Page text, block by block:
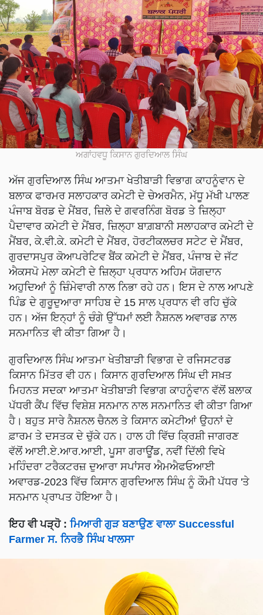
ਅਗਾਂਹਵਧੂ ਕਿਸਾਨ ਗੁਰਦਿਆਲ ਸਿੰਘ
ਅੱਜ ਗੁਰਦਿਆਲ ਸਿੰਘ ਆਤਮਾ ਖੇਤੀਬਾੜੀ ਵਿਭਾਗ ਕਾਹਨੂੰਵਾਨ ਦੇ
ਬਲਾਕ ਫਾਰਮਰ ਸਲਾਹਕਾਰ ਕਮੇਟੀ ਦੇ ਚੇਅਰਮੈਨ, ਮੱਧੂ ਮੱਖੀ ਪਾਲਣ
ਪੰਜਾਬ ਬੋਰਡ ਦੇ ਮੈਂਬਰ, ਜ਼ਿਲੇ ਦੇ ਗਵਰਨਿੰਗ ਬੋਰਡ ਤੇ ਜ਼ਿਲ੍ਹਾ
ਪੈਦਾਵਾਰ ਕਮੇਟੀ ਦੇ ਮੈਂਬਰ, ਜ਼ਿਲ੍ਹਾ ਬਾਗ਼ਬਾਨੀ ਸਲਾਹਕਾਰ ਕਮੇਟੀ ਦੇ
ਮੈਂਬਰ, ਕੇ.ਵੀ.ਕੇ. ਕਮੇਟੀ ਦੇ ਮੈਂਬਰ, ਹੋਰਟੀਕਲਚਰ ਸਟੇਟ ਦੇ ਮੈਂਬਰ,
ਗੁਰਦਾਸਪੁਰ ਕੋਆਪਰੇਟਿਵ ਬੈਂਕ ਕਮੇਟੀ ਦੇ ਮੈਂਬਰ, ਪੰਜਾਬ ਦੇ ਜੱਟ
ਐਕਸਪੋ ਮੇਲਾ ਕਮੇਟੀ ਦੇ ਜ਼ਿਲ੍ਹਾ ਪ੍ਰਧਾਨ ਅਹਿਮ ਯੋਗਦਾਨ
ਅਹੁਦਿਆਂ ਨੂੰ ਜ਼ਿੰਮੇਵਾਰੀ ਨਾਲ ਨਿਭਾ ਰਹੇ ਹਨ। ਇਸ ਦੇ ਨਾਲ ਆਪਣੇ
ਪਿੰਡ ਦੇ ਗੁਰੂਦੁਆਰਾ ਸਾਹਿਬ ਦੇ 15 ਸਾਲ ਪ੍ਰਧਾਨ ਵੀ ਰਹਿ ਚੁੱਕੇ
ਹਨ। ਅੱਜ ਇਨ੍ਹਾਂ ਨੂੰ ਚੰਗੇ ਉੱਧਮਾਂ ਲਈ ਨੈਸ਼ਨਲ ਅਵਾਰਡ ਨਾਲ
ਸਨਮਾਨਿਤ ਵੀ ਕੀਤਾ ਗਿਆ ਹੈ।
ਗੁਰਦਿਆਲ ਸਿੰਘ ਆਤਮਾ ਖੇਤੀਬਾੜੀ ਵਿਭਾਗ ਦੇ ਰਜਿਸਟਰਡ
ਕਿਸਾਨ ਮਿੱਤਰ ਵੀ ਹਨ। ਕਿਸਾਨ ਗੁਰਦਿਆਲ ਸਿੰਘ ਦੀ ਸਖ਼ਤ
ਮਿਹਨਤ ਸਦਕਾ ਆਤਮਾ ਖੇਤੀਬਾੜੀ ਵਿਭਾਗ ਕਾਹਨੂੰਵਾਨ ਵੱਲੋਂ ਬਲਾਕ
ਪੱਧਰੀ ਕੈਂਪ ਵਿੱਚ ਵਿਸ਼ੇਸ਼ ਸਨਮਾਨ ਨਾਲ ਸਨਮਾਨਿਤ ਵੀ ਕੀਤਾ ਗਿਆ
ਹੈ। ਬਹੁਤ ਸਾਰੇ ਨੈਸ਼ਨਲ ਚੈਨਲ ਤੇ ਕਿਸਾਨ ਕਮੇਟੀਆਂ ਉਹਨਾਂ ਦੇ
ਫ਼ਾਰਮ ਤੇ ਦਸਤਕ ਦੇ ਚੁੱਕੇ ਹਨ। ਹਾਲ ਹੀ ਵਿੱਚ ਕ੍ਰਿਸ਼ੀ ਜਾਗਰਣ
ਵੱਲੋਂ ਆਈ.ਏ.ਆਰ.ਆਈ, ਪੂਸਾ ਗਰਾਊਂਡ, ਨਵੀਂ ਦਿੱਲੀ ਵਿਖੇ
ਮਹਿੰਦਰਾ ਟਰੈਕਟਰਜ਼ ਦੁਆਰਾ ਸਪਾਂਸਰ ਐਮਐਫਓਆਈ
ਅਵਾਰਡ-2023 ਵਿੱਚ ਕਿਸਾਨ ਗੁਰਦਿਆਲ ਸਿੰਘ ਨੂੰ ਕੌਮੀ ਪੱਧਰ 'ਤੇ
ਸਨਮਾਨ ਪ੍ਰਾਪਤ ਹੋਇਆ ਹੈ।
ਇਹ ਵੀ ਪੜ੍ਹੋ :ਮਿਆਰੀ ਗੁੜ ਬਣਾਉਣ ਵਾਲਾ Successful
Farmer ਸ. ਨਿਰਭੈ ਸਿੰਘ ਖਾਲਸਾ